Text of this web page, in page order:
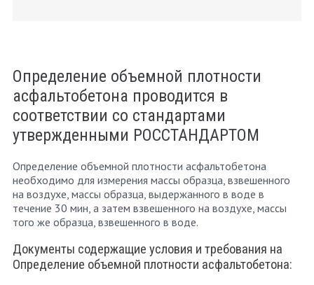
Определение объемной плотности
асфальтобетона проводится в
соответствии со стандартами
утвержденными РОССТАНДАРТОМ
Определение объемной плотности асфальтобетона
необходимо для измерения массы образца, взвешенного
на воздухе, массы образца, выдержанного в воде в
течение 30 мин, а затем взвешенного на воздухе, массы
того же образца, взвешенного в воде.
Документы содержащие условия и требования на
Определение объемной плотности асфальтобетона: